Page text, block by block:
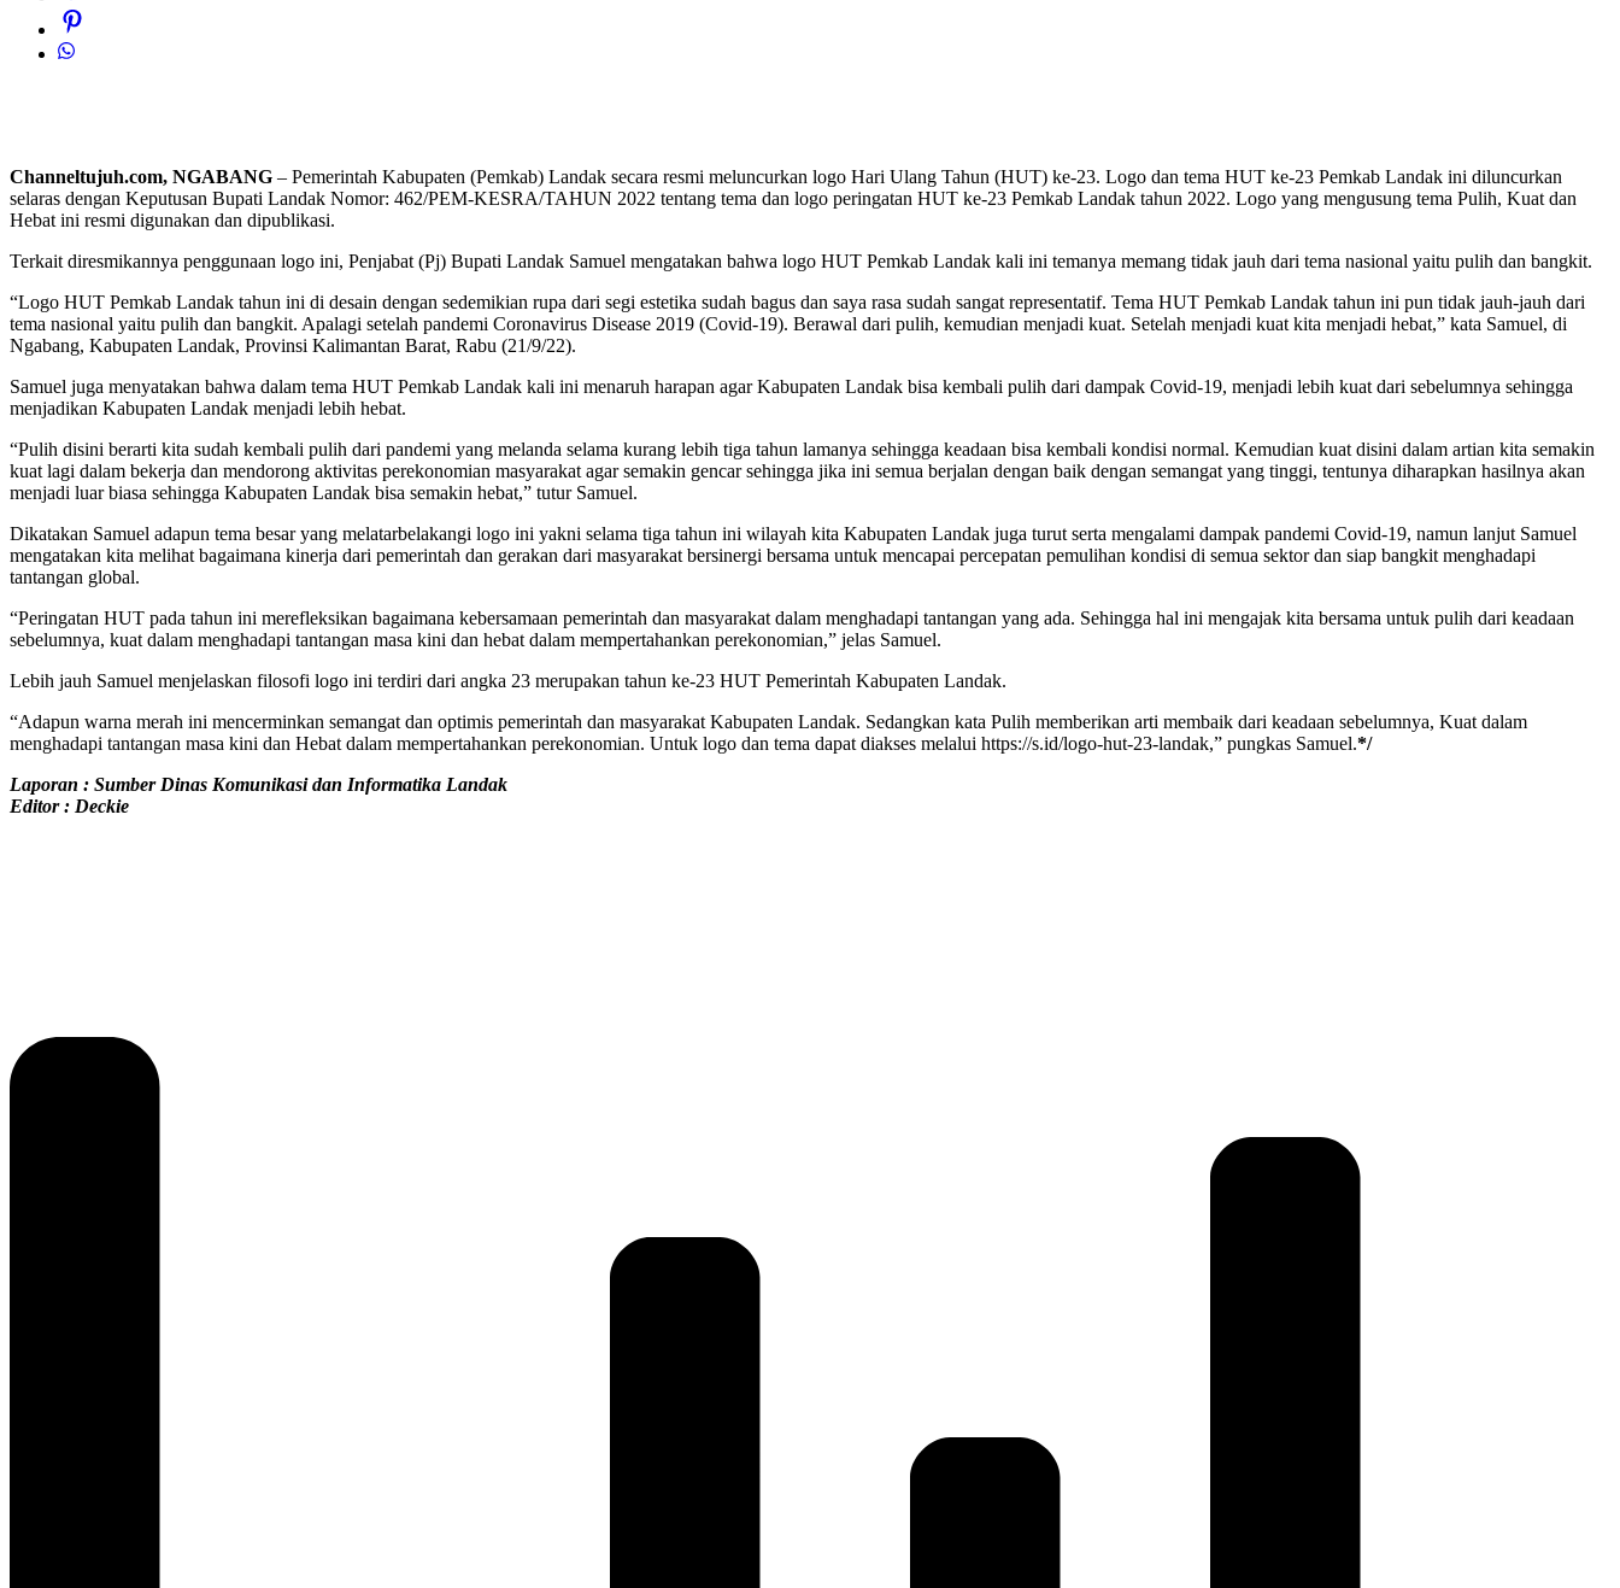
Channeltujuh.com, NGABANG – Pemerintah Kabupaten (Pemkab) Landak secara resmi meluncurkan logo Hari Ulang Tahun (HUT) ke-23. Logo dan tema HUT ke-23 Pemkab Landak ini diluncurkan
selaras dengan Keputusan Bupati Landak Nomor: 462/PEM-KESRA/TAHUN 2022 tentang tema dan logo peringatan HUT ke-23 Pemkab Landak tahun 2022. Logo yang mengusung tema Pulih, Kuat dan
Hebat ini resmi digunakan dan dipublikasi.
Terkait diresmikannya penggunaan logo ini, Penjabat (Pj) Bupati Landak Samuel mengatakan bahwa logo HUT Pemkab Landak kali ini temanya memang tidak jauh dari tema nasional yaitu pulih dan bangkit.
“Logo HUT Pemkab Landak tahun ini di desain dengan sedemikian rupa dari segi estetika sudah bagus dan saya rasa sudah sangat representatif. Tema HUT Pemkab Landak tahun ini pun tidak jauh-jauh dari
tema nasional yaitu pulih dan bangkit. Apalagi setelah pandemi Coronavirus Disease 2019 (Covid-19). Berawal dari pulih, kemudian menjadi kuat. Setelah menjadi kuat kita menjadi hebat,” kata Samuel, di
Ngabang, Kabupaten Landak, Provinsi Kalimantan Barat, Rabu (21/9/22).
Samuel juga menyatakan bahwa dalam tema HUT Pemkab Landak kali ini menaruh harapan agar Kabupaten Landak bisa kembali pulih dari dampak Covid-19, menjadi lebih kuat dari sebelumnya sehingga
menjadikan Kabupaten Landak menjadi lebih hebat.
“Pulih disini berarti kita sudah kembali pulih dari pandemi yang melanda selama kurang lebih tiga tahun lamanya sehingga keadaan bisa kembali kondisi normal. Kemudian kuat disini dalam artian kita semakin
kuat lagi dalam bekerja dan mendorong aktivitas perekonomian masyarakat agar semakin gencar sehingga jika ini semua berjalan dengan baik dengan semangat yang tinggi, tentunya diharapkan hasilnya akan
menjadi luar biasa sehingga Kabupaten Landak bisa semakin hebat,” tutur Samuel.
Dikatakan Samuel adapun tema besar yang melatarbelakangi logo ini yakni selama tiga tahun ini wilayah kita Kabupaten Landak juga turut serta mengalami dampak pandemi Covid-19, namun lanjut Samuel
mengatakan kita melihat bagaimana kinerja dari pemerintah dan gerakan dari masyarakat bersinergi bersama untuk mencapai percepatan pemulihan kondisi di semua sektor dan siap bangkit menghadapi
tantangan global.
“Peringatan HUT pada tahun ini merefleksikan bagaimana kebersamaan pemerintah dan masyarakat dalam menghadapi tantangan yang ada. Sehingga hal ini mengajak kita bersama untuk pulih dari keadaan
sebelumnya, kuat dalam menghadapi tantangan masa kini dan hebat dalam mempertahankan perekonomian,” jelas Samuel.
Lebih jauh Samuel menjelaskan filosofi logo ini terdiri dari angka 23 merupakan tahun ke-23 HUT Pemerintah Kabupaten Landak.
“Adapun warna merah ini mencerminkan semangat dan optimis pemerintah dan masyarakat Kabupaten Landak. Sedangkan kata Pulih memberikan arti membaik dari keadaan sebelumnya, Kuat dalam
menghadapi tantangan masa kini dan Hebat dalam mempertahankan perekonomian. Untuk logo dan tema dapat diakses melalui https://s.id/logo-hut-23-landak,” pungkas Samuel.*/
Laporan : Sumber Dinas Komunikasi dan Informatika Landak
Editor : Deckie